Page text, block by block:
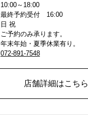
10:00～18:00
最終予約受付 16:00
日 祝
ご予約のみ承ります。
年末年始・夏季休業有り。
072-891-7548
店舗詳細はこちら